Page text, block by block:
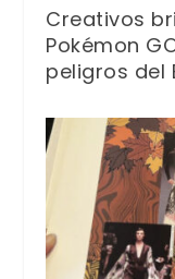
Creativos
Pokémon
peligros del